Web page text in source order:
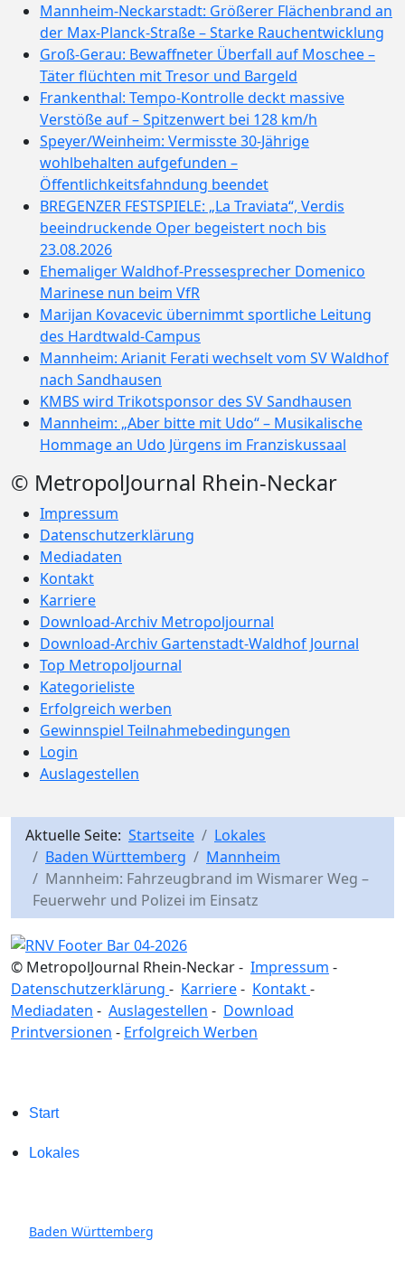
Mannheim-Neckarstadt: Größerer Flächenbrand an
der Max-Planck-Straße – Starke Rauchentwicklung
Groß-Gerau: Bewaffneter Überfall auf Moschee –
Täter flüchten mit Tresor und Bargeld
Frankenthal: Tempo-Kontrolle deckt massive
Verstöße auf – Spitzenwert bei 128 km/h
Speyer/Weinheim: Vermisste 30-Jährige
wohlbehalten aufgefunden –
Öffentlichkeitsfahndung beendet
BREGENZER FESTSPIELE: „La Traviata“, Verdis
beeindruckende Oper begeistert noch bis
23.08.2026
Ehemaliger Waldhof-Pressesprecher Domenico
Marinese nun beim VfR
Marijan Kovacevic übernimmt sportliche Leitung
des Hardtwald-Campus
Mannheim: Arianit Ferati wechselt vom SV Waldhof
nach Sandhausen
KMBS wird Trikotsponsor des SV Sandhausen
Mannheim: „Aber bitte mit Udo“ – Musikalische
Hommage an Udo Jürgens im Franziskussaal
© MetropolJournal Rhein-Neckar
Impressum
Datenschutzerklärung
Mediadaten
Kontakt
Karriere
Download-Archiv Metropoljournal
Download-Archiv Gartenstadt-Waldhof Journal
Top Metropoljournal
Kategorieliste
Erfolgreich werben
Gewinnspiel Teilnahmebedingungen
Login
Auslagestellen
Aktuelle Seite: Startseite
Lokales
Baden Württemberg
Mannheim
Mannheim: Fahrzeugbrand im Wismarer Weg –
Feuerwehr und Polizei im Einsatz
© MetropolJournal Rhein-Neckar - Impressum -
Datenschutzerklärung - Karriere- Kontakt-
Mediadaten - Auslagestellen - Download
Printversionen - Erfolgreich Werben
Start
Lokales
Baden Württemberg